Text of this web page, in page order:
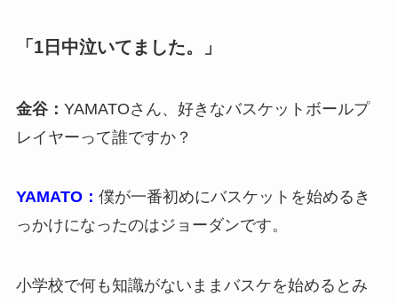
「1日中泣いてました。」
金谷： YAMATOさん、好きなバスケットボールプ
レイヤーって誰ですか？
YAMATO： 僕が一番初めにバスケットを始めるき
っかけになったのはジョーダンです。
小学校で何も知識がないままバスケを始めるとみ